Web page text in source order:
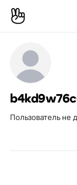
Пользователь не